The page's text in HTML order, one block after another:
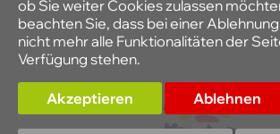
ob Sie weiter Cookies zulassen
beachten Sie, dass bei einer
nicht mehr alle Funktionalitäten der
Verfügung stehen.
Akzeptieren Ablehnen